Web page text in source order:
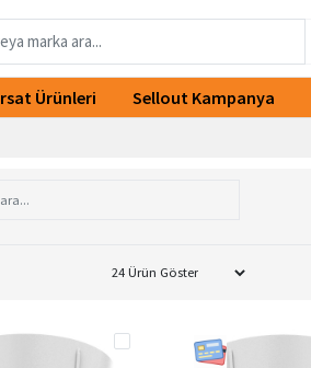
Ürünleri Sellout Kampanya